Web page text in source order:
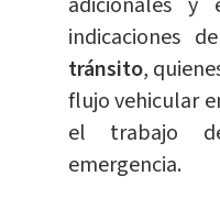
indicaciones
tránsito,
flujo vehicular
el trabajo
emergencia.